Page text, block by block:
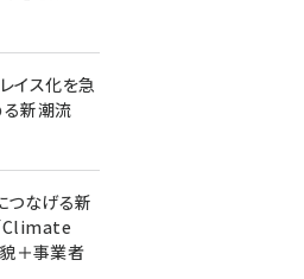
イス化を急
新潮流
つなげる新
Climate
＋事業者